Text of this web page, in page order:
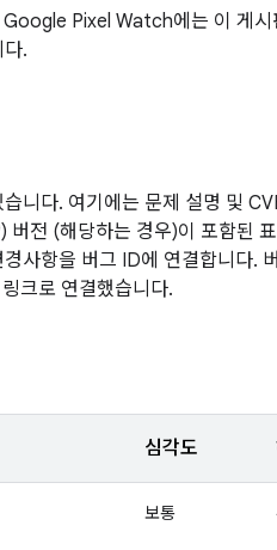
Pixel Watch에는 이 게
.
니다. 여기에는 문제 설명 및
전 (해당하는 경우)이 포함된
사항을 버그 ID에 연결합니다.
크로 연결했습니다.
심각도
보통